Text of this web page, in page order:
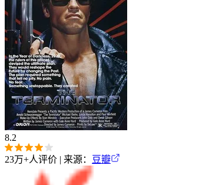
8.2
23万+人评价 | 来源： 豆瓣